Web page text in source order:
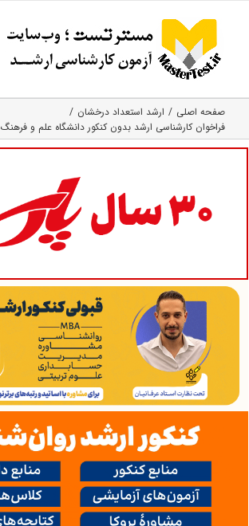
content
صفحه اصلی
ارشد استعداد درخشان
فراخوان کارشناسی ارشد بدون کنکور دانشگاه علم و فرهنگ ۱۴۰۵